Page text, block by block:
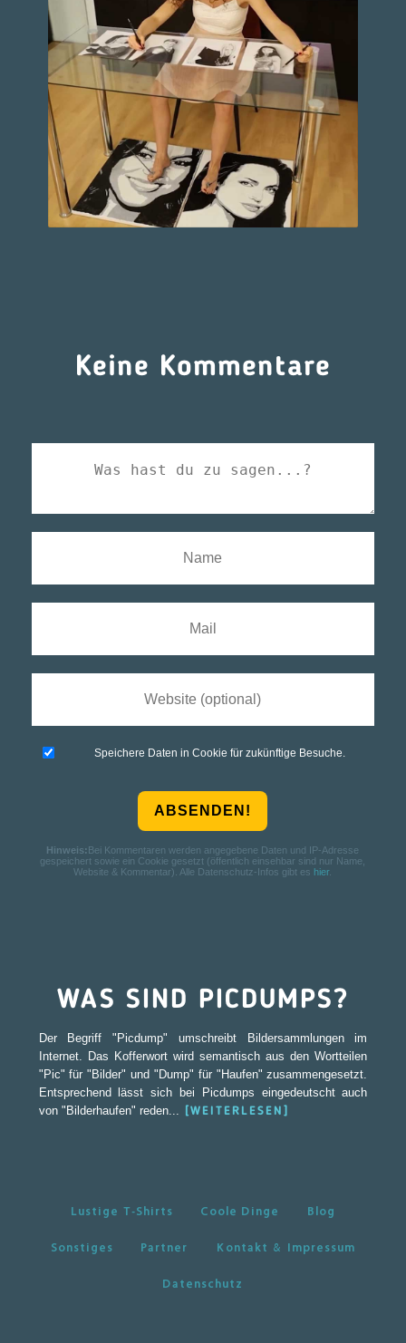
Keine Kommentare
Speichere Daten in Cookie für zukünftige Besuche.
Hinweis: Bei Kommentaren werden angegebene Daten und IP-Adresse
gespeichert sowie ein Cookie gesetzt (öffentlich einsehbar sind nur Name,
Website & Kommentar). Alle Datenschutz-Infos gibt es hier.
WAS SIND PICDUMPS?
Der Begriff "Picdump" umschreibt Bildersammlungen im
Internet. Das Kofferwort wird semantisch aus den Wortteilen
"Pic" für "Bilder" und "Dump" für "Haufen" zusammengesetzt.
Entsprechend lässt sich bei Picdumps eingedeutscht auch
von "Bilderhaufen" reden...
[WEITERLESEN]
Lustige T-Shirts Coole Dinge Blog
Sonstiges Partner Kontakt & Impressum
Datenschutz